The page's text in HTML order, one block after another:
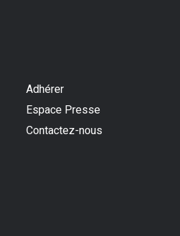
Adhérer
Espace Presse
Contactez-nous